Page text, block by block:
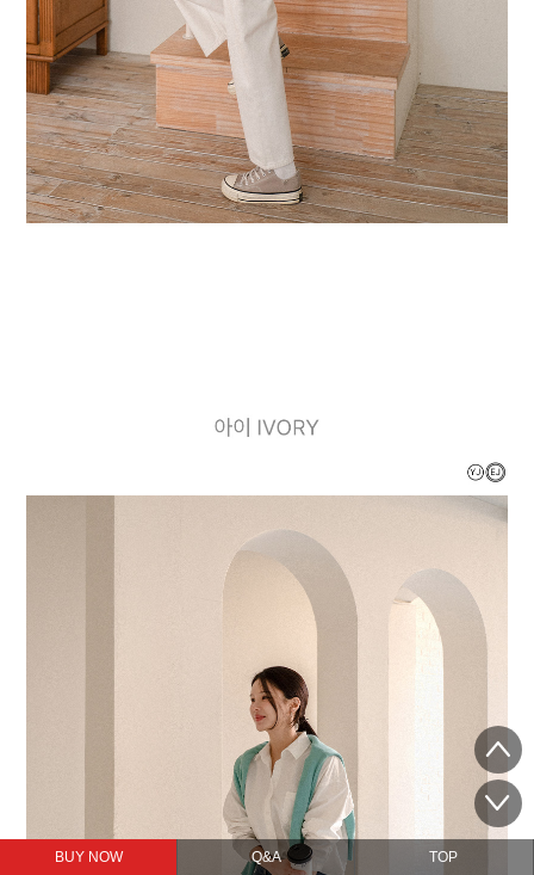
BUY NOW Q&A TOP